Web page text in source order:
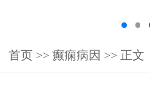
首页 >> 癫痫病因 >> 正文